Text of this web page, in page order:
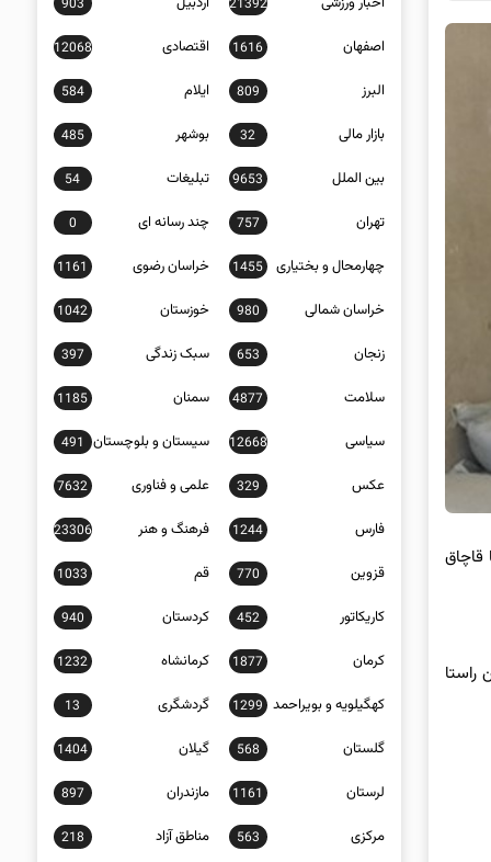
قاچاق
داد: در این راستا
21392
903
اصفهان 1616 اقتصادی 12068
البرز 809 ایلام 584
بازار مالی 32 بوشهر 485
بین الملل 9653 تبلیغات 54
تهران 757 چند رسانه ای 0
چهارمحال و بختیاری 1455 خراسان رضوی 1161
خراسان شمالی 980 خوزستان 1042
زنجان 653 سبک زندگی 397
سلامت 4877 سمنان 1185
سیاسی 12668 سیستان و بلوچستان 491
عکس 329 علمی و فناوری 7632
فارس 1244 فرهنگ و هنر 23306
قزوین 770 قم 1033
کاریکاتور 452 کردستان 940
کرمان 1877 کرمانشاه 1232
کهگیلویه و بویراحمد 1299 گردشگری 13
گلستان 568 گیلان 1404
لرستان 1161 مازندران 897
مرکزی 563 مناطق آزاد 218